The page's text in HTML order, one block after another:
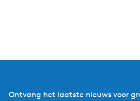
Ontvang het laatste nieuws voor